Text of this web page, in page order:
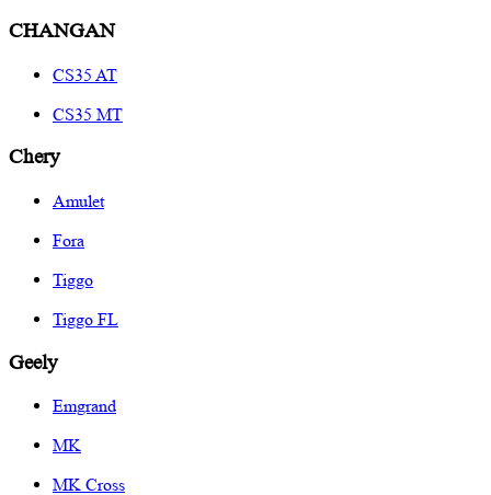
CHANGAN
CS35 AT
CS35 MT
Chery
Amulet
Fora
Tiggo
Tiggo FL
Geely
Emgrand
MK
MK Cross